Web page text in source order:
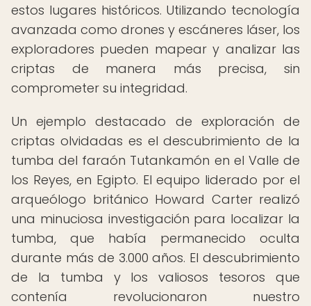
estos lugares históricos. Utilizando tecnología
avanzada como drones y escáneres láser, los
exploradores pueden mapear y analizar las
criptas de manera más precisa, sin
comprometer su integridad.
Un ejemplo destacado de exploración de
criptas olvidadas es el descubrimiento de la
tumba del faraón Tutankamón en el Valle de
los Reyes, en Egipto. El equipo liderado por el
arqueólogo británico Howard Carter realizó
una minuciosa investigación para localizar la
tumba, que había permanecido oculta
durante más de 3.000 años. El descubrimiento
de la tumba y los valiosos tesoros que
contenía revolucionaron nuestro